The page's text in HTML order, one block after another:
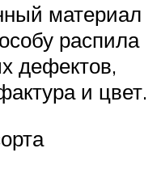
материал
распила
дефектов,
и цвет.